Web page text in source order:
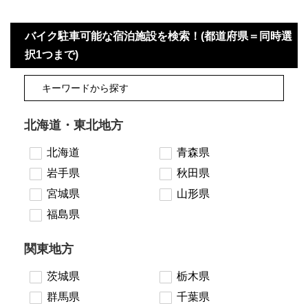
バイク駐車可能な宿泊施設を検索！(都道府県＝同時選
択1つまで)
北海道・東北地方
北海道
青森県
岩手県
秋田県
宮城県
山形県
福島県
関東地方
茨城県
栃木県
群馬県
千葉県